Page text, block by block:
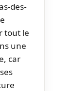
des-
tout le
une
car